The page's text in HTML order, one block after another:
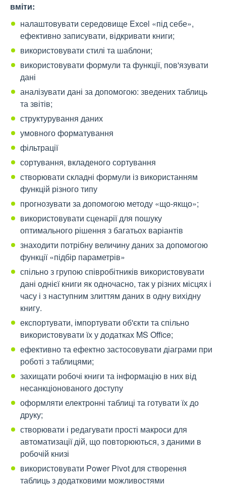
вміти:
налаштовувати середовище Excel «під себе»,
ефективно записувати, відкривати книги;
використовувати стилі та шаблони;
використовувати формули та функції, пов'язувати
дані
аналізувати дані за допомогою: зведених таблиць
та звітів;
структурування даних
умовного форматування
фільтрації
сортування, вкладеного сортування
створювати складні формули із використанням
функцій різного типу
прогнозувати за допомогою методу «що-якщо»;
використовувати сценарії для пошуку
оптимального рішення з багатьох варіантів
знаходити потрібну величину даних за допомогою
функції «підбір параметрів»
спільно з групою співробітників використовувати
дані однієї книги як одночасно, так у різних місцях і
часу і з наступним злиттям даних в одну вихідну
книгу.
експортувати, імпортувати об'єкти та спільно
використовувати їх у додатках MS Office;
ефективно та ефектно застосовувати діаграми при
роботі з таблицями;
захищати робочі книги та інформацію в них від
несанкціонованого доступу
оформляти електронні таблиці та готувати їх до
друку;
створювати і редагувати прості макроси для
автоматизації дій, що повторюються, з даними в
робочій книзі
використовувати Power Pivot для створення
таблиць з додатковими можливостями